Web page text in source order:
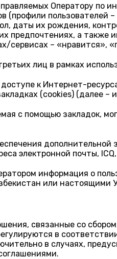
Оператору по
пользователей
даты их рождения,
предпочтениях, а
сервисах – «нравится»,
лиц в рамках
к Интернет-
(cookies) (далее –
с помощью закладок,
электронной почты,
информация о
или настоящими
связанные со
в
в случаях,